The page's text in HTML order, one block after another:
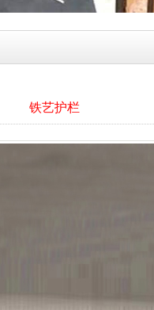
铁艺护栏